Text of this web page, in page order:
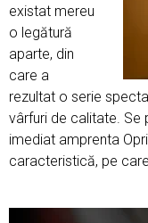
existat mereu
o legătură
aparte, din
care a
rezultat o serie
vârfuri de calitate.
imediat amprenta
caracteristică, pe